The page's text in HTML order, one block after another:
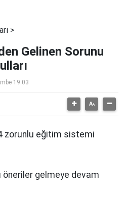
>
Gelinen Sorunu
19:03
zorunlu eğitim sistemi
gelmeye devam